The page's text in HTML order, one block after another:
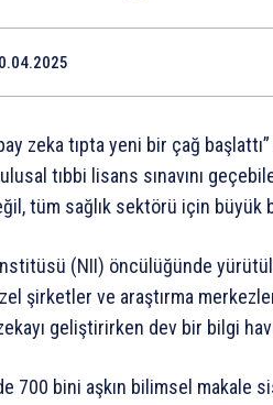
zeka tıpta yeni bir çağ
ulusal tıbbi lisans sınavını
tüm sağlık sektörü için büyük
(NII) öncülüğünde
şirketler ve araştırma
geliştirirken dev bir bilgi
700 bini aşkın bilimsel makale